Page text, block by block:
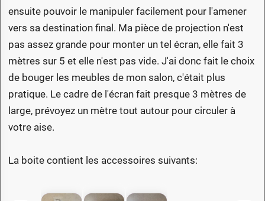
ensuite pouvoir le manipuler facilement pour l'amener
vers sa destination final. Ma pièce de projection n'est
pas assez grande pour monter un tel écran, elle fait 3
mètres sur 5 et elle n'est pas vide. J'ai donc fait le choix
de bouger les meubles de mon salon, c'était plus
pratique. Le cadre de l'écran fait presque 3 mètres de
large, prévoyez un mètre tout autour pour circuler à
votre aise.
La boite contient les accessoires suivants: